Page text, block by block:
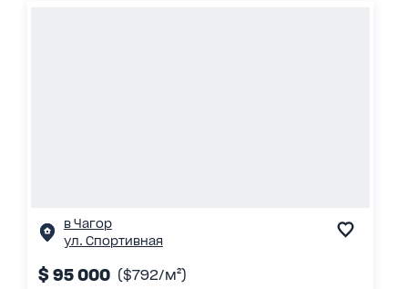
в Чагор
ул. Спортивная
$ 95 000 ($792/м²)